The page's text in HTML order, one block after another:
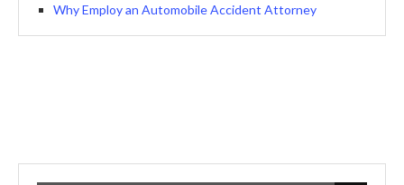
Why Employ an Automobile Accident Attorney